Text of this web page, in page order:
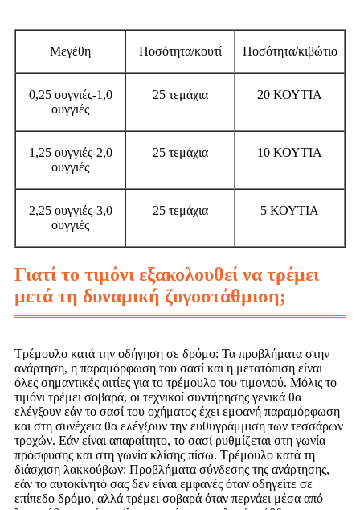
Μεγέθη Ποσότητα/κουτί Ποσότητα/κιβώτιο
0,25 ουγγιές-1,0
ουγγιές
25 τεμάχια 20 ΚΟΥΤΙΑ
1,25 ουγγιές-2,0
ουγγιές
25 τεμάχια 10 ΚΟΥΤΙΑ
2,25 ουγγιές-3,0
ουγγιές
25 τεμάχια 5 ΚΟΥΤΙΑ
Γιατί το τιμόνι εξακολουθεί να τρέμει
μετά τη δυναμική ζυγοστάθμιση;
Τρέμουλο κατά την οδήγηση σε δρόμο: Τα προβλήματα στην
ανάρτηση, η παραμόρφωση του σασί και η μετατόπιση είναι
όλες σημαντικές αιτίες για το τρέμουλο του τιμονιού. Μόλις το
τιμόνι τρέμει σοβαρά, οι τεχνικοί συντήρησης γενικά θα
ελέγξουν εάν το σασί του οχήματος έχει εμφανή παραμόρφωση
και στη συνέχεια θα ελέγξουν την ευθυγράμμιση των τεσσάρων
τροχών. Εάν είναι απαραίτητο, το σασί ρυθμίζεται στη γωνία
πρόσφυσης και στη γωνία κλίσης πίσω. Τρέμουλο κατά τη
διάσχιση λακκούβων: Προβλήματα σύνδεσης της ανάρτησης,
εάν το αυτοκίνητό σας δεν είναι εμφανές όταν οδηγείτε σε
επίπεδο δρόμο, αλλά τρέμει σοβαρά όταν περνάει μέσα από